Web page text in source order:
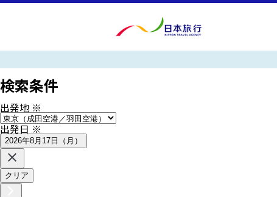
検索条件
出発地 ※
出発日※
2026年8月17日（月）
クリア